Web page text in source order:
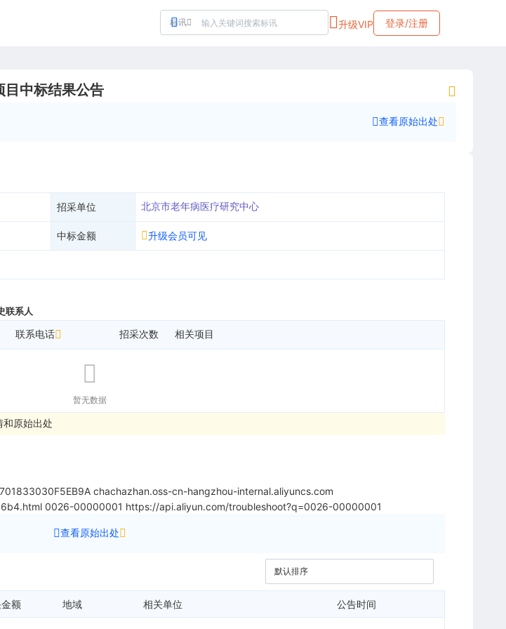
标讯 升级VIP 登录/注册
目中标结果公告
查看原始出处
招采单位 北京市老年病医疗研究中心
中标金额 升级会员可见
联系人
联系电话 招采次数 相关项目
暂无数据
和原始出处
chachazhan.oss-cn-hangzhou-internal.aliyuncs.com
0026-00000001 https://api.aliyun.com/troubleshoot?q=0026-00000001
查看原始出处
额 地域 相关单位 公告时间